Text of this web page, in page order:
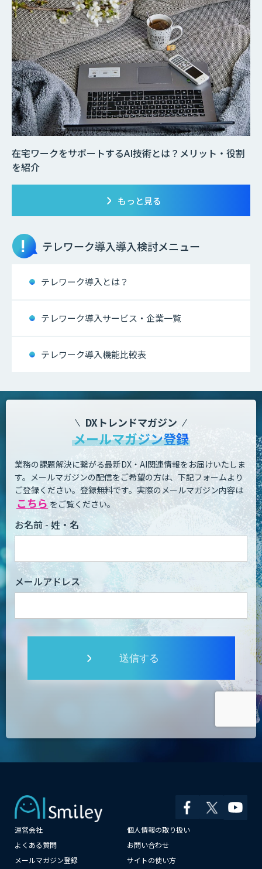
在宅ワークをサポートするAI技術とは？メリット・役割
を紹介
もっと見る
テレワーク導入導入検討メニュー
テレワーク導入とは？
テレワーク導入サービス・企業一覧
テレワーク導入機能比較表
DXトレンドマガジン
メールマガジン登録
業務の課題解決に繋がる最新DX・AI関連情報をお届けいたしま
す。 メールマガジンの配信をご希望の方は、下記フォームより
ご登録ください。登録無料です。 実際のメールマガジン内容は
こちら をご覧ください。
お名前 - 姓・名
メールアドレス
送信する
運営会社
個人情報の取り扱い
よくある質問
お問い合わせ
メールマガジン登録
サイトの使い方